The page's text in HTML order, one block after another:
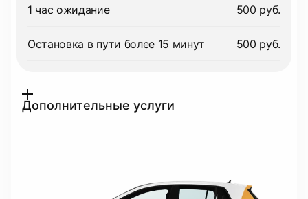
1 час ожидание 500 руб.
Остановка в пути более 15 минут 500 руб.
Дополнительные услуги